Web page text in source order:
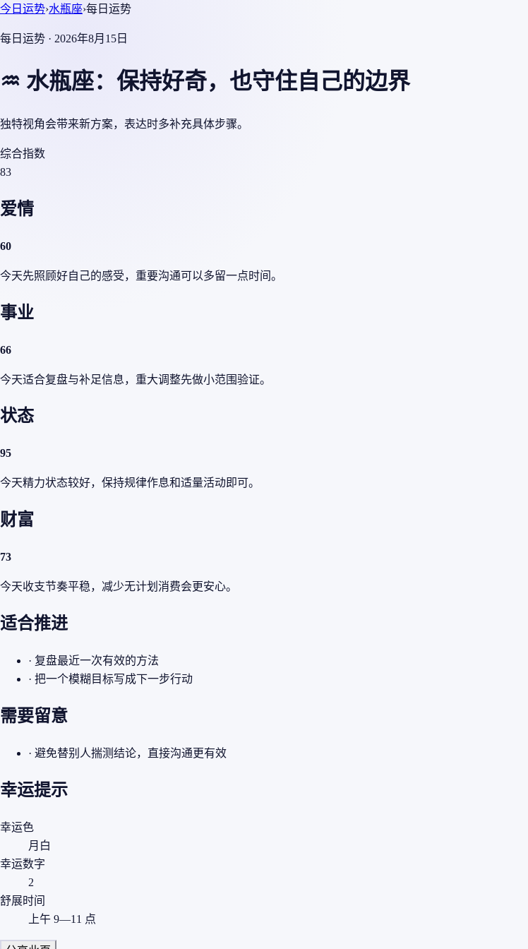
今日运势›水瓶座›每日运势
每日运势 · 2026年8月15日
♒ 水瓶座：保持好奇，也守住自己的边界
独特视角会带来新方案，表达时多补充具体步骤。
综合指数
83
爱情
60
今天先照顾好自己的感受，重要沟通可以多留一点时间。
事业
66
今天适合复盘与补足信息，重大调整先做小范围验证。
状态
95
今天精力状态较好，保持规律作息和适量活动即可。
财富
73
今天收支节奏平稳，减少无计划消费会更安心。
适合推进
· 复盘最近一次有效的方法
· 把一个模糊目标写成下一步行动
需要留意
· 避免替别人揣测结论，直接沟通更有效
幸运提示
幸运色
月白
幸运数字
2
舒展时间
上午 9—11 点